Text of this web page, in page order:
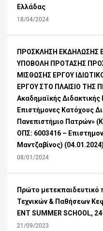
Ελλάδας
18/04/2024
ΠΡΟΣΚΛΗΣΗ ΕΚΔΗΛΩΣΗΣ
ΥΠΟΒΟΛΗ ΠΡΟΤΑΣΗΣ
ΜΙΣΘΩΣΗΣ ΕΡΓΟΥ
ΕΡΓΟΥ ΣΤΟ ΠΛΑΙΣΙΟ ΤΗΣ
Ακαδημαϊκής Διδακτικής
Επιστήμονες Κατόχους
Πανεπιστήμιο Πατρών»
ΟΠΣ: 6003416 –
Μαντζαβίνος) (04.01.2024)
08/01/2024
Πρώτο μετεκπαιδευτικό
Τεχνικών & Παθήσεων
ENT SUMMER SCHOOL,
21/09/2023